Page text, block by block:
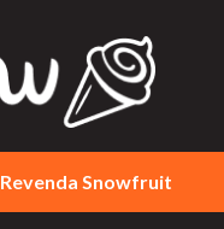
Revenda Snowfruit